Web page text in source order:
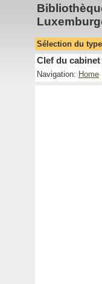
Sélection du
Clef du
Navigation: Home